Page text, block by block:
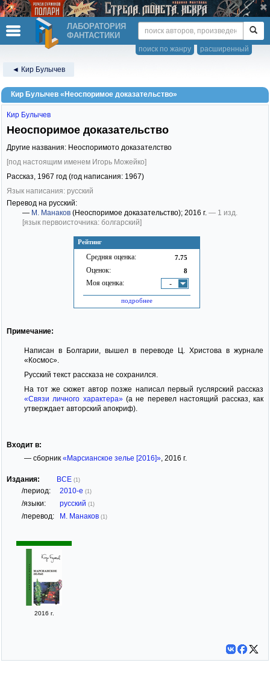
ЛАБОРАТОРИЯ
ФАНТАСТИКИ
расширенный
поиск по жанру
◄ Кир Булычев
Кир Булычев «Неоспоримое доказательство»
Рейтинг
Средняя оценка: 7.75
Оценок: 8
Моя оценка: -
подробнее
Кир Булычев
Неоспоримое доказательство
Другие названия: Неоспоримото доказателство
[под настоящим именем Игорь Можейко]
Рассказ, 1967 год (год написания: 1967)
Язык написания: русский
Перевод на русский:
— М. Манаков (Неоспоримое доказательство); 2016 г. — 1 изд.
[язык первоисточника: болгарский]
Примечание:
Написан в Болгарии, вышел в переводе Ц. Христова в журнале
«Космос».
Русский текст рассказа не сохранился.
На тот же сюжет автор позже написал первый гуслярский рассказ
«Связи личного характера»(а не перевел настоящий рассказ, как
утверждает авторский апокриф).
Входит в:
— сборник «Марсианское зелье [2016]», 2016 г.
Издания: ВСЕ (1)
/период: 2010-е (1)
/языки: русский (1)
/перевод: М. Манаков (1)
2016 г.